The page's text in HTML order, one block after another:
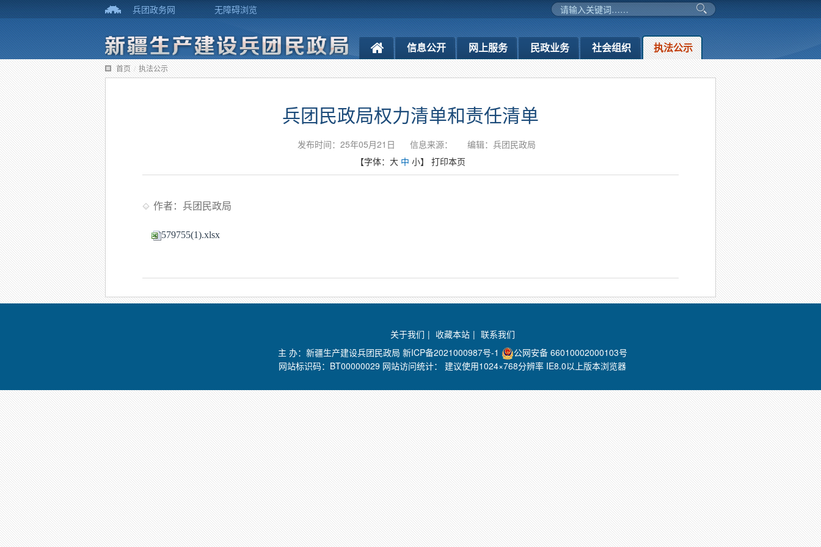
兵团政务网 无障碍浏览
信息公开 网上服务 民政业务 社会组织 执法公示
首页 / 执法公示
兵团民政局权力清单和责任清单
发布时间：25年05月21日 信息来源：
编辑：兵团民政局
【字体： 大 中 小】 打印本页
作者：兵团民政局
579755(1).xlsx
关于我们 | 收藏本站 | 联系我们
主 办：新疆生产建设兵团民政局 新ICP备2021000987号-1
公网安备 66010002000103号
网站标识码：BT00000029 网站访问统计：建议使用1024×768分辨率 IE8.0以上版本浏览器